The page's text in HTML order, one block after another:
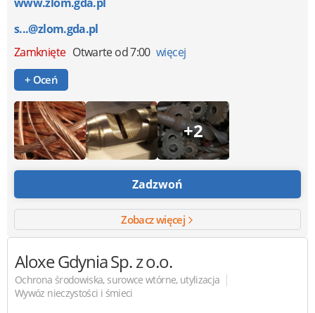
s...@zlom.gda.pl
Zamknięte Otwarte od 7:00 więcej
+ Oceń
+2
Zadzwoń
Zobacz więcej
Aloxe GdyniaSp. z o.o.
Ochrona środowiska, surowce wtórne, utylizacja |
Wywóz nieczystości i śmieci